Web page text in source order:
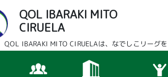
QOL IBARAKI MITO
CIRUELA
IBARAKI MITO CIRUELAは、なでしこリーグを